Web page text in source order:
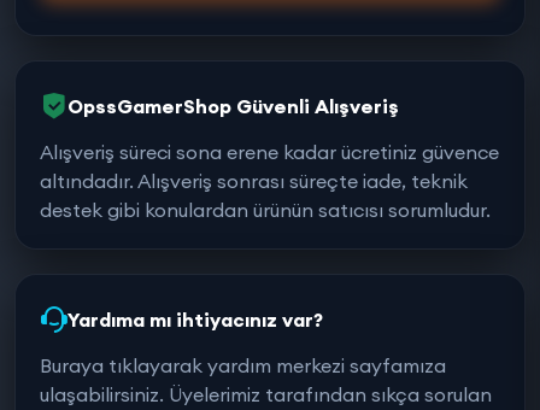
OpssGamerShop Güvenli Alışveriş
Alışveriş süreci sona erene kadar ücretiniz güvence
altındadır. Alışveriş sonrası süreçte iade, teknik
destek gibi konulardan ürünün satıcısı sorumludur.
Yardıma mı ihtiyacınız var?
Buraya tıklayarak yardım merkezi sayfamıza
ulaşabilirsiniz. Üyelerimiz tarafından sıkça sorulan